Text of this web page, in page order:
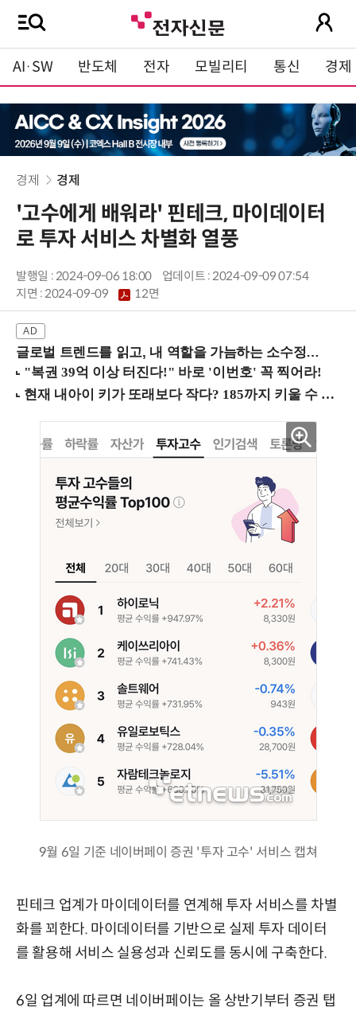
AI·SW 반도체 전자 모빌리티 통신 경제
경제 경제
'고수에게 배워라' 핀테크, 마이데이터
로 투자 서비스 차별화 열풍
발행일 : 2024-09-06 18:00
업데이트 : 2024-09-09 07:54
지면 :2024-09-09 12면
글로벌 트렌드를 읽고, 내 역할을 가늠하는 소수정예 실습 워크숍 (8/28 신논현역)
9월 6일 기준 네이버페이 증권 '투자 고수' 서비스 캡쳐
핀테크 업계가 마이데이터를 연계해 투자 서비스를 차별
화를 꾀한다. 마이데이터를 기반으로 실제 투자 데이터
를 활용해 서비스 실용성과 신뢰도를 동시에 구축한다.
6일 업계에 따르면 네이버페이는 올 상반기부터 증권 탭